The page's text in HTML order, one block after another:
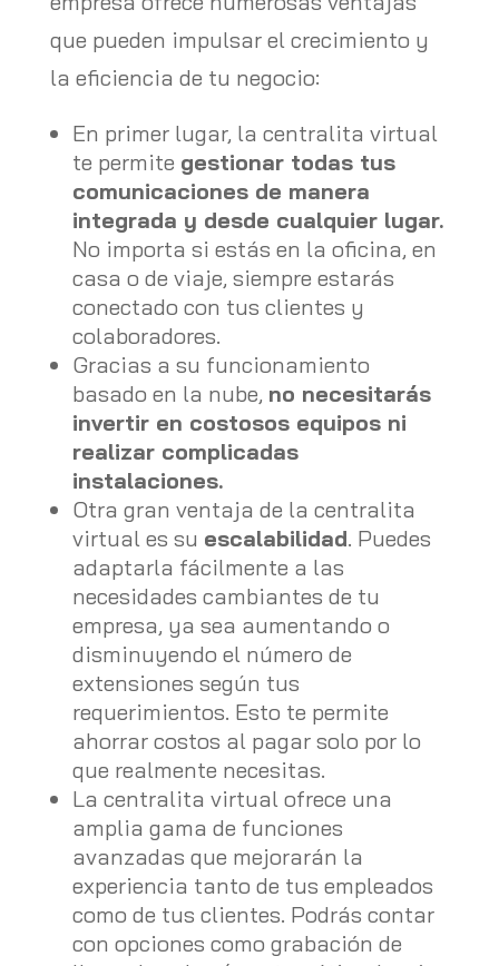
que pueden impulsar el crecimiento y
la eficiencia de tu negocio:
En primer lugar, la centralita virtual
te permite gestionar todas tus
comunicaciones de manera
integrada y desde cualquier lugar.
No importa si estás en la oficina, en
casa o de viaje, siempre estarás
conectado con tus clientes y
colaboradores.
Gracias a su funcionamiento
basado en la nube, no necesitarás
invertir en costosos equipos ni
realizar complicadas
instalaciones.
Otra gran ventaja de la centralita
virtual es su escalabilidad. Puedes
adaptarla fácilmente a las
necesidades cambiantes de tu
empresa, ya sea aumentando o
disminuyendo el número de
extensiones según tus
requerimientos. Esto te permite
ahorrar costos al pagar solo por lo
que realmente necesitas.
La centralita virtual ofrece una
amplia gama de funciones
avanzadas que mejorarán la
experiencia tanto de tus empleados
como de tus clientes. Podrás contar
con opciones como grabación de